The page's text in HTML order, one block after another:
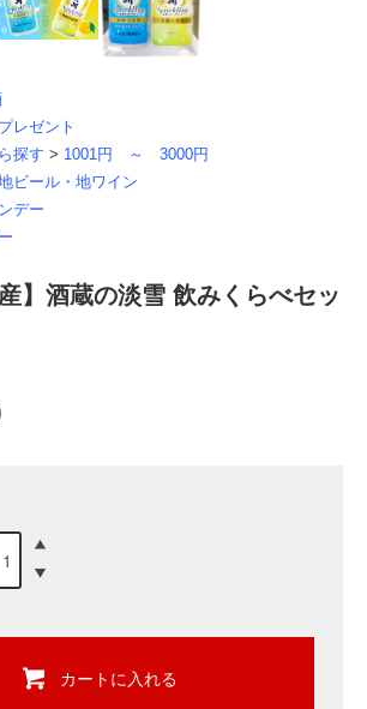
レゼント
探す > 1001円 ～ 3000円
ビール・地ワイン
デー
】酒蔵の淡雪 飲みくらべセッ
カートに入れる